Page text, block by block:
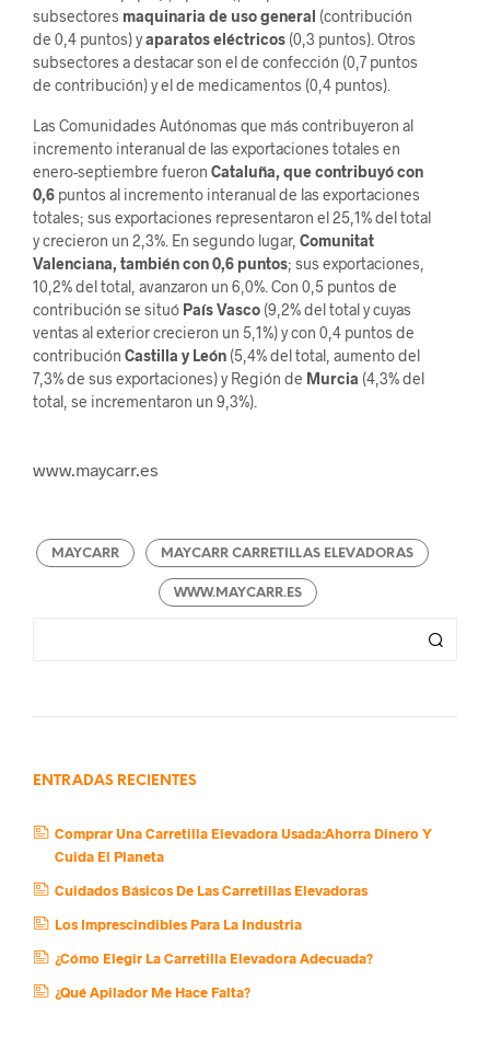
subsectores maquinaria de uso general (contribución
de 0,4 puntos) yaparatos eléctricos (0,3 puntos). Otros
subsectores a destacar son el de confección (0,7 puntos
de contribución) y el de medicamentos (0,4 puntos).
Las Comunidades Autónomas que más contribuyeron al
incremento interanual de las exportaciones totales en
enero-septiembre fueron Cataluña, que contribuyó con
0,6 puntos al incremento interanual de las exportaciones
totales; sus exportaciones representaron el 25,1% del total
y crecieron un 2,3%. En segundo lugar, Comunitat
Valenciana, también con 0,6 puntos; sus exportaciones,
10,2% del total, avanzaron un 6,0%. Con 0,5 puntos de
contribución se situó País Vasco (9,2% del total y cuyas
ventas al exterior crecieron un 5,1%) y con 0,4 puntos de
contribución Castilla y León (5,4% del total, aumento del
7,3% de sus exportaciones) y Región de Murcia (4,3% del
total, se incrementaron un 9,3%).
www.maycarr.es
MAYCARR MAYCARR CARRETILLAS ELEVADORAS
WWW.MAYCARR.ES
ENTRADAS RECIENTES
Comprar Una Carretilla Elevadora Usada:Ahorra Dinero Y
Cuida El Planeta
Cuidados Básicos De Las Carretillas Elevadoras
Los Imprescindibles Para La Industria
¿Cómo Elegir La Carretilla Elevadora Adecuada?
¿Qué Apilador Me Hace Falta?